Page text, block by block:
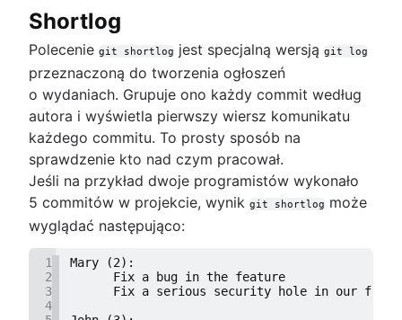
Shortlog
Polecenie git shortlog jest specjalną wersją git log
przeznaczoną do tworzenia ogłoszeń
o wydaniach. Grupuje ono każdy commit według
autora i wyświetla pierwszy wiersz komunikatu
każdego commitu. To prosty sposób na
sprawdzenie kto nad czym pracował.
Jeśli na przykład dwoje programistów wykonało
5 commitów w projekcie, wynik git shortlog może
wyglądać następująco:
1
Mary (2):
2
      Fix a bug in the feature
3
Fix a serious security hole in our
4